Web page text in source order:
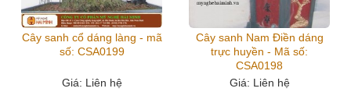
Cây sanh cổ dáng làng - mã
số: CSA0199
Giá: Liên hệ
Cây sanh Nam Điền dáng
trực huyền - Mã số:
CSA0198
Giá: Liên hệ